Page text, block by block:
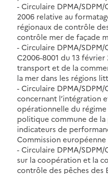
- Circulaire DPMA/
2006 relative au
régionaux de contrôle
contrôle mer de façade
- Circulaire DPMA/
C2006-8001 du 13
transport et de la
la mer dans les régions
- Circulaire DPMA/
concernant l’intégration
opérationnelle du
politique commune de la
indicateurs de
Commission européenne
- Circulaire DPMA/SDPM/
sur la coopération et la
contrôle des pêches des